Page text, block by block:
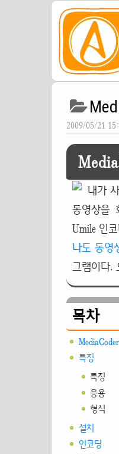
2009/05/21
내가
동영상을
Umile 인
나도 동영
그램이다.
목차
MediaCoder
특징
특징
응용
형식
설치
인코딩